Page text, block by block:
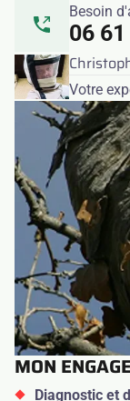
Besoin
06
Votre
MON
Diagnostic et